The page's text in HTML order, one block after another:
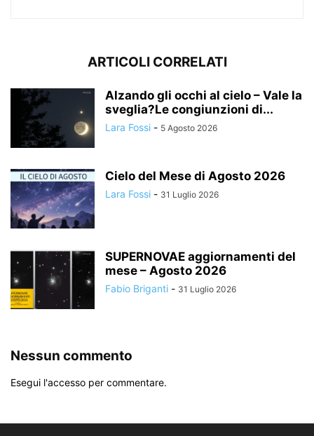
ARTICOLI CORRELATI
Alzando gli occhi al cielo – Vale la
sveglia?Le congiunzioni di...
Lara Fossi - 5 Agosto 2026
Cielo del Mese di Agosto 2026
Lara Fossi - 31 Luglio 2026
SUPERNOVAE aggiornamenti del
mese – Agosto 2026
Fabio Briganti - 31 Luglio 2026
Nessun commento
Esegui l'accesso per commentare.